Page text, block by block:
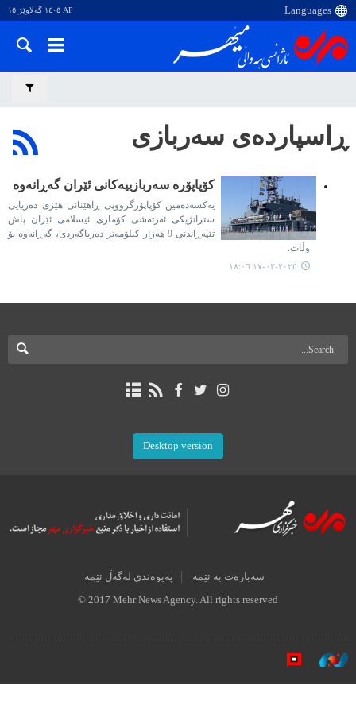
AP ١٤٠٥ گەلاوێژ ١٥
ڕاسپاردەی سەربازی
کۆپاپۆرە سەربازییەکانی ئێران گەڕانەوە
یەکسەدەمین کۆپاپۆرگرووپی ڕاهێنانی هێزی دەریایی
ستراتژیکی ئەرتەشی کۆماری ئیسلامی ئێران پاش
تێپەڕاندنی 9 هەزار کیلۆمەتر دەریاگەردی، گەڕانەوە بۆ
وڵات.
٢٠٢٥-٠٣-١٧ ١٨:٠٦
Desktop version
سەبارەت بە ئێمە پەیوەندی لەگەڵ ئێمە
© 2017 Mehr News Agency. All rights reserved